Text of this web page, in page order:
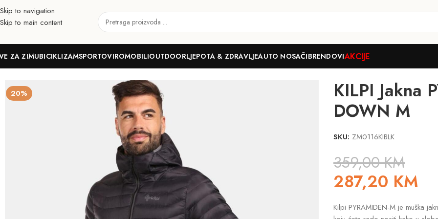
Skip to navigation
Skip to main content
ZA ZIMUBICIKLIZAMSPORTOVIROMOBILIOUTDOORLJEPOTA & ZDRAVLJEAUTO NOSAČIBRENDOVIAKCIJE
20%
KILPI Jakna
DOWN M
SKU: ZM0116KIBLK
359,00KM
287,20 KM
Kilpi PYRAMIDEN-M je muška